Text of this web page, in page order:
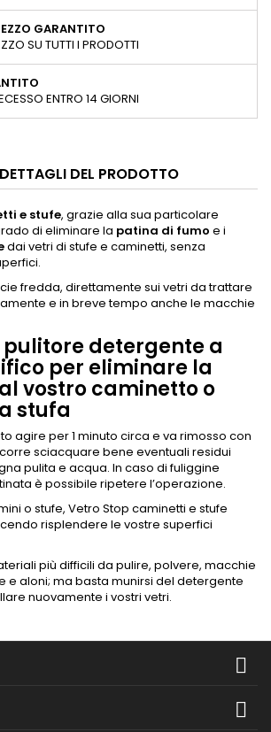
GARANTITO
SU TUTTI I PRODOTTI
ENTRO 14 GIORNI
DETTAGLI DEL PRODOTTO
e stufe, grazie alla sua particolare
di eliminare la patina di fumo e i
dai vetri di stufe e caminetti, senza
fredda, direttamente sui vetri da trattare
e in breve tempo anche le macchie
pulitore detergente a
per eliminare la
vostro caminetto o
stufa
agire per 1 minuto circa e va rimosso con
sciacquare bene eventuali residui
pulita e acqua. In caso di fuliggine
è possibile ripetere l’operazione.
o stufe, Vetro Stop caminetti e stufe
risplendere le vostre superfici
più difficili da pulire, polvere, macchie
e aloni; ma basta munirsi del detergente
nuovamente i vostri vetri.

